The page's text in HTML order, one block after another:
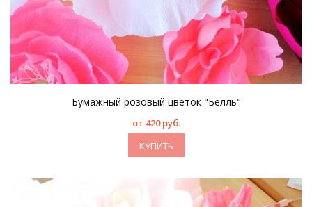
Бумажный розовый цветок "Белль"
от 420 руб.
КУПИТЬ